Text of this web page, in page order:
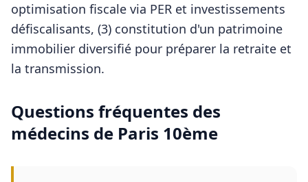
optimisation fiscale via PER et investissements
défiscalisants, (3) constitution d'un patrimoine
immobilier diversifié pour préparer la retraite et
la transmission.
Questions fréquentes des
médecins de Paris 10ème